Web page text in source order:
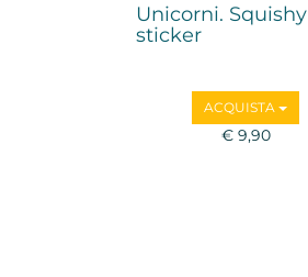
Unicorni. Squishy
sticker
ACQUISTA
€ 9,90